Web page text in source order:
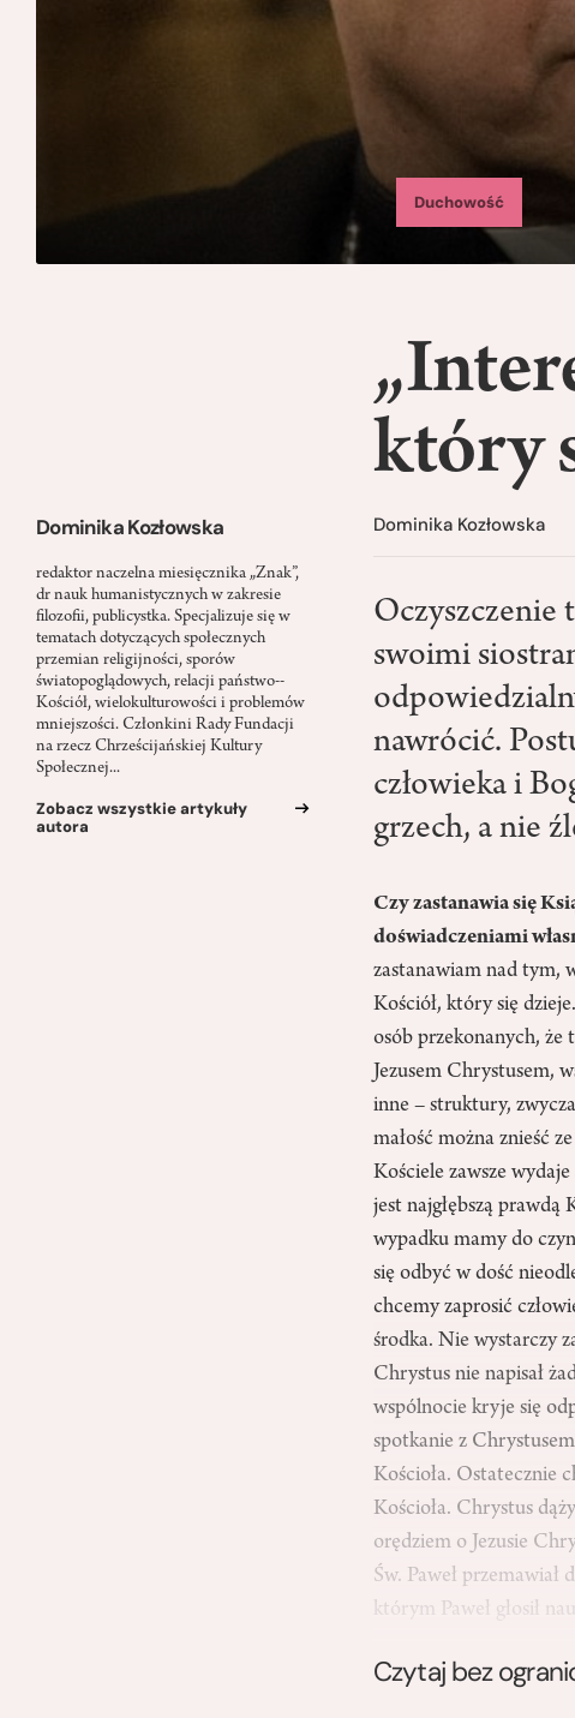
Duchowość
Dominika Kozłowska
redaktor naczelna miesięcznika „Znak”,
dr nauk humanistycznych w zakresie
filozofii, publicystka. Specjalizuje się w
tematach dotyczących społecznych
przemian religijności, sporów
światopoglądowych, relacji państwo-­
Kościół, wielokulturowości i problemów
mniejszości. Członkini Rady Fundacji
na rzecz Chrześcijańskiej Kultury
Społecznej...
Zobacz wszystkie artykuły
autora
który
Dominika Kozłowska
Oczyszczenie
swoimi
nawrócić.
człowieka i
grzech, a nie
Czy zastanawia się
doświadczeniami
zastanawiam nad tym,
Kościół, który się
osób przekonanych, że
Jezusem Chrystusem,
inne – struktury,
małość można znieść
Kościele zawsze
jest najgłębszą
wypadku mamy do
się odbyć w dość
chcemy zaprosić
środka. Nie wystarczy
Chrystus nie napisał
wspólnocie kryje się
spotkanie z
Kościoła. Ostatecznie
Kościoła. Chrystus
orędziem o Jezusie
Św. Paweł przemawiał
którym Paweł głosił
Czytaj bez